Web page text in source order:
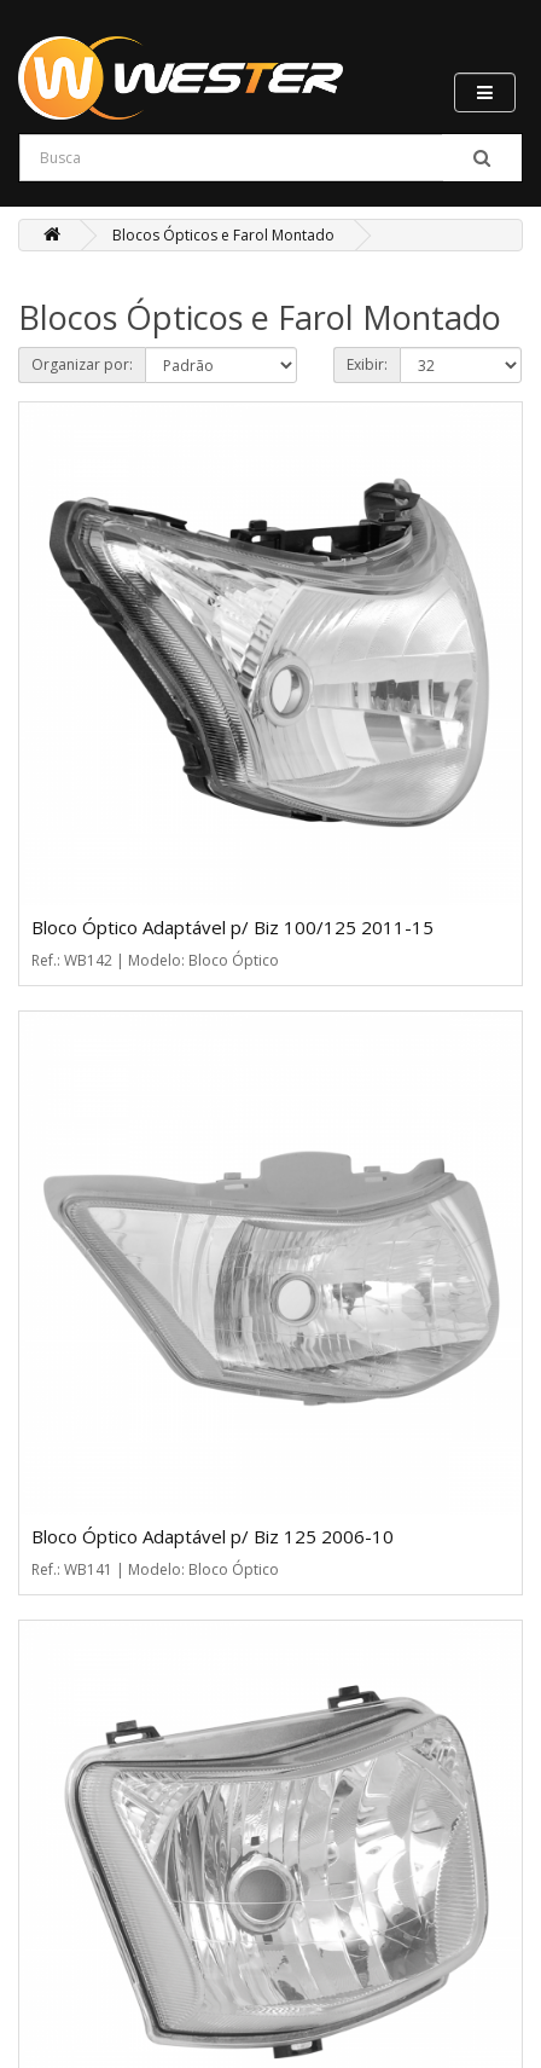
Blocos Ópticos e Farol Montado
Blocos Ópticos e Farol Montado
Organizar por: Exibir:
Bloco Óptico Adaptável p/ Biz 100/125 2011-15
Ref.: WB142 | Modelo: Bloco Óptico
Bloco Óptico Adaptável p/ Biz 125 2006-10
Ref.: WB141 | Modelo: Bloco Óptico